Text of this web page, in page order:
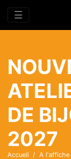
☰
DE
2027
Accueil
A l'affiche